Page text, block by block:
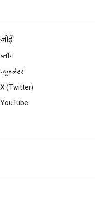
जोड़ें
ब्लॉग
न्यूज़लेटर
X (Twitter)
YouTube